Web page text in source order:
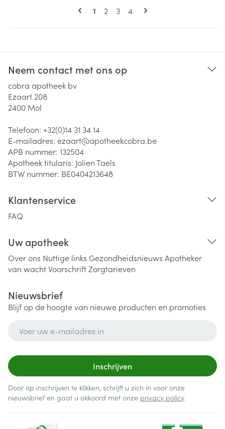
Pagina's
U lees momenteel pagina
1 Pagina
2 Pagina
3 Pagina
4
Neem contact met ons op
cobra apotheek bv
Ezaart 208
2400 Mol
Telefoon: +32(0)14 31 34 14
E-mailadres: ezaart@apotheekcobra.be
APB nummer: 132504
Apotheek titularis: Jolien Taels
BTW nummer: BE0404213648
Klantenservice
FAQ
Uw apotheek
Over ons Nuttige links Gezondheidsnieuws Apotheker
van wachtVoorschriftZorgtarieven
Nieuwsbrief
Blijf op de hoogte van nieuwe producten en promoties
Inschrijven
Door op inschrijven te klikken, schrijft u zich in voor onze
nieuwsbrief en gaat u akkoord met onze privacy policy.